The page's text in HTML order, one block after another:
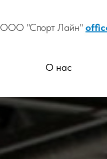
ООО "Спорт Лайн"
О нас